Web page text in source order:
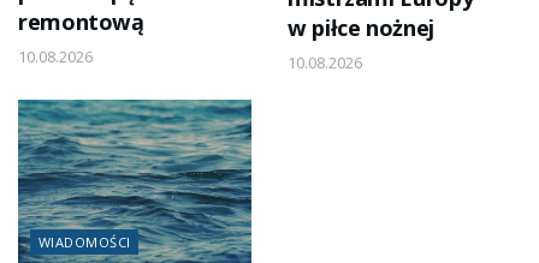
remontową
10.08.2026
w piłce nożnej
10.08.2026
WIADOMOŚCI